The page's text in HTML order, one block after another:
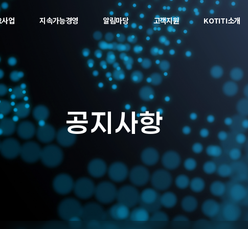
업 지속가능경영 알림마당 고객지원 KOTITI소개
공지사항